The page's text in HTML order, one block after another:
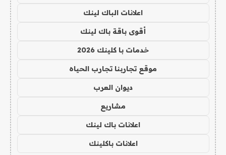
اعلانات الباك لينك
أقوى باقة باك لينك
خدمات با كلينك 2026
موقع تجاربنا تجارب الحياه
ديوان العرب
مشاريع
اعلانات باك لينك
اعلانات باكلينك